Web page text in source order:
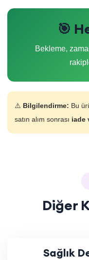
🎯
Bekleme,
⚠️ Bilgilendirme: Bu
satın alım sonrası iade
Diğer
Sağlık